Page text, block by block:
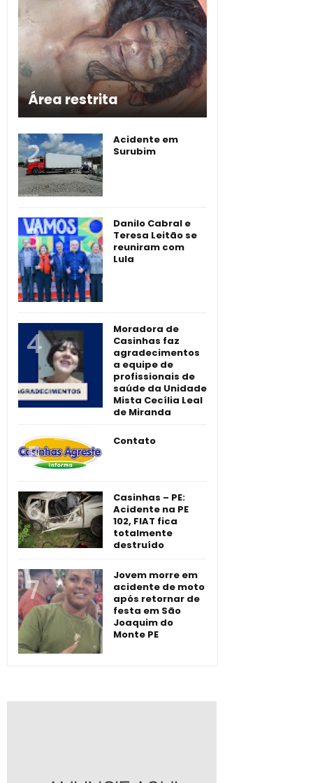
Área restrita
Acidente em
Surubim
Danilo Cabral e
Teresa Leitão se
reuniram com
Lula
Moradora de
Casinhas faz
agradecimentos
a equipe de
profissionais de
saúde da Unidade
Mista Cecília Leal
de Miranda
Contato
Casinhas – PE:
Acidente na PE
102, FIAT fica
totalmente
destruído
Jovem morre em
acidente de moto
após retornar de
festa em São
Joaquim do
Monte PE